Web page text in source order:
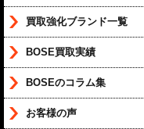
買取強化ブランド一覧
BOSE買取実績
BOSEのコラム集
お客様の声